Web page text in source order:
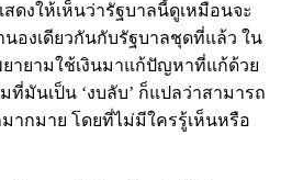
ดงให้เห็นว่ารัฐบาลนี้ดูเหมือนจะ
นองเดียวกันกับรัฐบาลชุดที่แล้ว ใน
ายามใช้เงินมาแก้ปัญหาที่แก้ด้วย
ที่มันเป็น ‘งบลับ’ ก็แปลว่าสามารถ
ากมาย โดยที่ไม่มีใครรู้เห็นหรือ